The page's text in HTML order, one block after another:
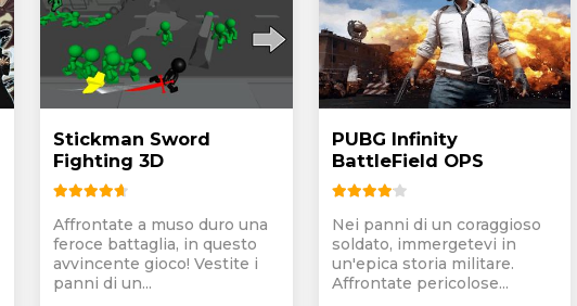
Stickman Sword
Fighting 3D
Affrontate a muso duro una
feroce battaglia, in questo
avvincente gioco! Vestite i
panni di un...
PUBG Infinity
BattleField OPS
Nei panni di un coraggioso
soldato, immergetevi in
un'epica storia militare.
Affrontate pericolose...